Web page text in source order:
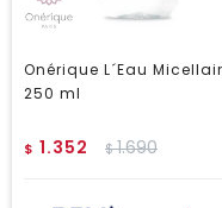
Onérique L´Eau
250 ml
$ 1.352 $1.690